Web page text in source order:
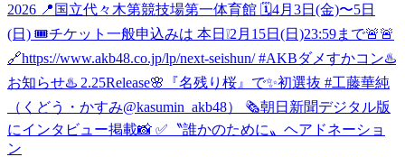
2026 📍国立代々木第競技場第一体育館 🗓️4月3日(金)〜5日
(日) 🎟️チケット一般申込みは 本日❕2月15日(日)23:59まで🚨🚨
🔗https://www.akb48.co.jp/lp/next-seishun/ #AKBダメすかコン♨️
お知らせ♨️ 2.25Release🌸『名残り桜』で✨初選抜 #工藤華純
（くどう・かすみ@kasumin_akb48） 🗞朝日新聞デジタル版
にインタビュー掲載📸 ✅〝誰かのために〟ヘアドネーショ
ン